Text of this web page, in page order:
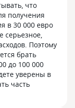
что
получения
в 30 000 евро
серьезное,
Поэтому
брать
до 100 000
уверены в
часть